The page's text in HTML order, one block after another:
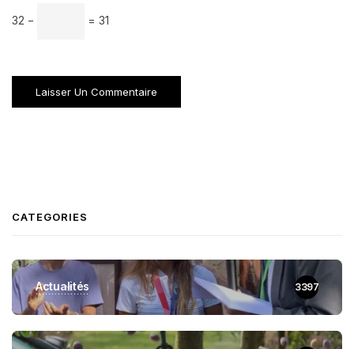
32 − = 31
CATEGORIES
Actualités 3397